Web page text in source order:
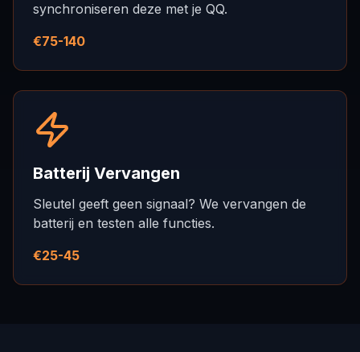
synchroniseren deze met je QQ.
€75-140
Batterij Vervangen
Sleutel geeft geen signaal? We vervangen de
batterij en testen alle functies.
€25-45